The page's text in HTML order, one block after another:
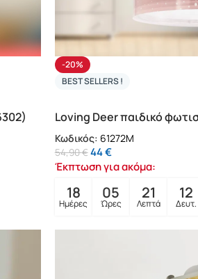
-20%
BEST SELLERS !
Loving Deer παιδικό
Κωδικός: 61272M
54,90€44€
Έκπτωση για ακόμα:
18
Ημέρες
05
Ώρες
21
Λεπτά
10
Δευτ.